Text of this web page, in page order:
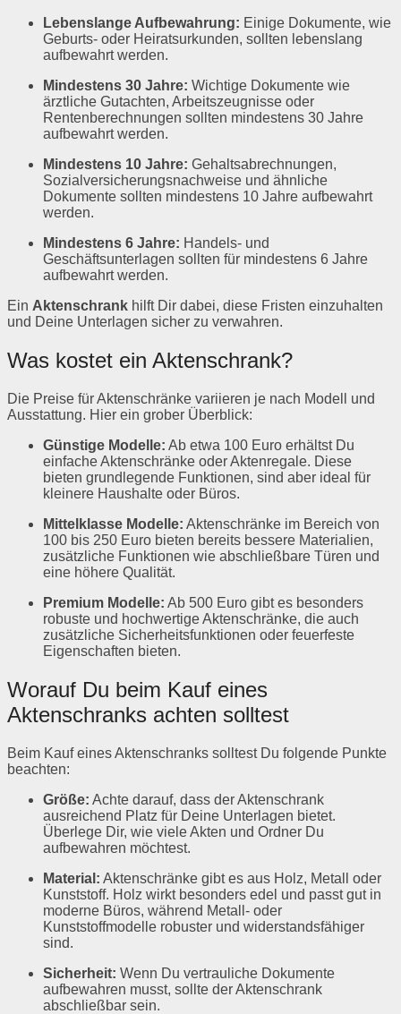
Lebenslange Aufbewahrung: Einige Dokumente, wie
Geburts- oder Heiratsurkunden, sollten lebenslang
aufbewahrt werden.
Mindestens 30 Jahre: Wichtige Dokumente wie
ärztliche Gutachten, Arbeitszeugnisse oder
Rentenberechnungen sollten mindestens 30 Jahre
aufbewahrt werden.
Mindestens 10 Jahre: Gehaltsabrechnungen,
Sozialversicherungsnachweise und ähnliche
Dokumente sollten mindestens 10 Jahre aufbewahrt
werden.
Mindestens 6 Jahre: Handels- und
Geschäftsunterlagen sollten für mindestens 6 Jahre
aufbewahrt werden.
Ein Aktenschrank hilft Dir dabei, diese Fristen einzuhalten
und Deine Unterlagen sicher zu verwahren.
Was kostet ein Aktenschrank?
Die Preise für Aktenschränke variieren je nach Modell und
Ausstattung. Hier ein grober Überblick:
Günstige Modelle: Ab etwa 100 Euro erhältst Du
einfache Aktenschränke oder Aktenregale. Diese
bieten grundlegende Funktionen, sind aber ideal für
kleinere Haushalte oder Büros.
Mittelklasse Modelle: Aktenschränke im Bereich von
100 bis 250 Euro bieten bereits bessere Materialien,
zusätzliche Funktionen wie abschließbare Türen und
eine höhere Qualität.
Premium Modelle: Ab 500 Euro gibt es besonders
robuste und hochwertige Aktenschränke, die auch
zusätzliche Sicherheitsfunktionen oder feuerfeste
Eigenschaften bieten.
Worauf Du beim Kauf eines
Aktenschranks achten solltest
Beim Kauf eines Aktenschranks solltest Du folgende Punkte
beachten:
Größe: Achte darauf, dass der Aktenschrank
ausreichend Platz für Deine Unterlagen bietet.
Überlege Dir, wie viele Akten und Ordner Du
aufbewahren möchtest.
Material: Aktenschränke gibt es aus Holz, Metall oder
Kunststoff. Holz wirkt besonders edel und passt gut in
moderne Büros, während Metall- oder
Kunststoffmodelle robuster und widerstandsfähiger
sind.
Sicherheit: Wenn Du vertrauliche Dokumente
aufbewahren musst, sollte der Aktenschrank
abschließbar sein.